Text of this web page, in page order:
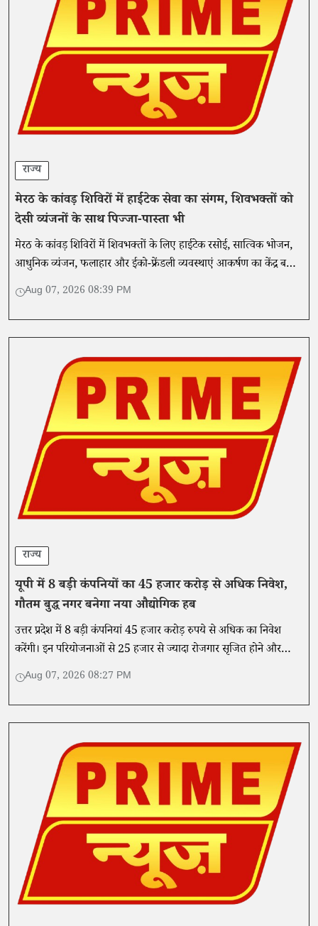
राज्य
मेरठ के कांवड़ शिविरों में हाईटेक सेवा का संगम, शिवभक्तों को
देसी व्यंजनों के साथ पिज्जा-पास्ता भी
मेरठ के कांवड़ शिविरों में शिवभक्तों के लिए हाईटेक रसोई, सात्विक भोजन,
आधुनिक व्यंजन, फलाहार और ईको-फ्रेंडली व्यवस्थाएं आकर्षण का केंद्र बनी
हैं। प्रशासन गुणवत्ता और स्वच्छता की निगरानी कर रहा है।
Aug 07, 2026 08:39 PM
राज्य
यूपी में 8 बड़ी कंपनियों का 45 हजार करोड़ से अधिक निवेश,
गौतम बुद्ध नगर बनेगा नया औद्योगिक हब
उत्तर प्रदेश में 8 बड़ी कंपनियां 45 हजार करोड़ रुपये से अधिक का निवेश
करेंगी। इन परियोजनाओं से 25 हजार से ज्यादा रोजगार सृजित होने और
औद्योगिक विकास को गति मिलने की उम्मीद है।
Aug 07, 2026 08:27 PM